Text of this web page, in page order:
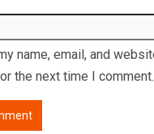
name, email, and
the next time I comment.